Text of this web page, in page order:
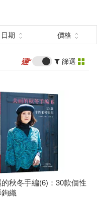
日期 價格
篩選
秋冬手編(6)：30款個性
織